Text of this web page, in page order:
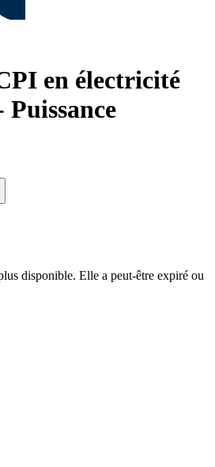
en électricité
disponible. Elle a peut-être expiré ou